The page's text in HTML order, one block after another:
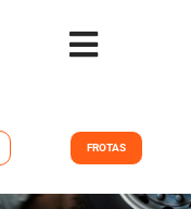
FROTAS